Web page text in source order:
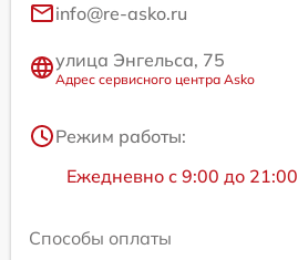
info@re-asko.ru
улица Энгельса, 75
Адрес сервисного центра Asko
Режим работы:
Ежедневно с 9:00 до 21:00
Способы оплаты